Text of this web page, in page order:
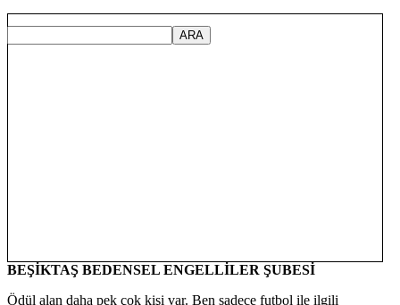
BEŞİKTAŞ BEDENSEL ENGELLİLER ŞUBESİ
Ödül alan daha pek çok kişi var. Ben sadece futbol ile ilgili